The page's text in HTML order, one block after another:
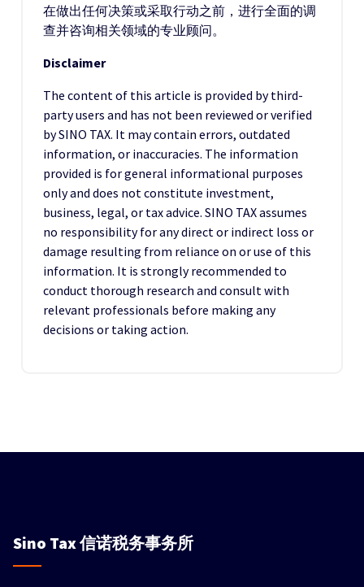
在做出任何决策或采取行动之前，进行全面的调
查并咨询相关领域的专业顾问。
Disclaimer
The content of this article is provided by third-
party users and has not been reviewed or verified
by SINO TAX. It may contain errors, outdated
information, or inaccuracies. The information
provided is for general informational purposes
only and does not constitute investment,
business, legal, or tax advice. SINO TAX assumes
no responsibility for any direct or indirect loss or
damage resulting from reliance on or use of this
information. It is strongly recommended to
conduct thorough research and consult with
relevant professionals before making any
decisions or taking action.
Sino Tax信诺税务事务所